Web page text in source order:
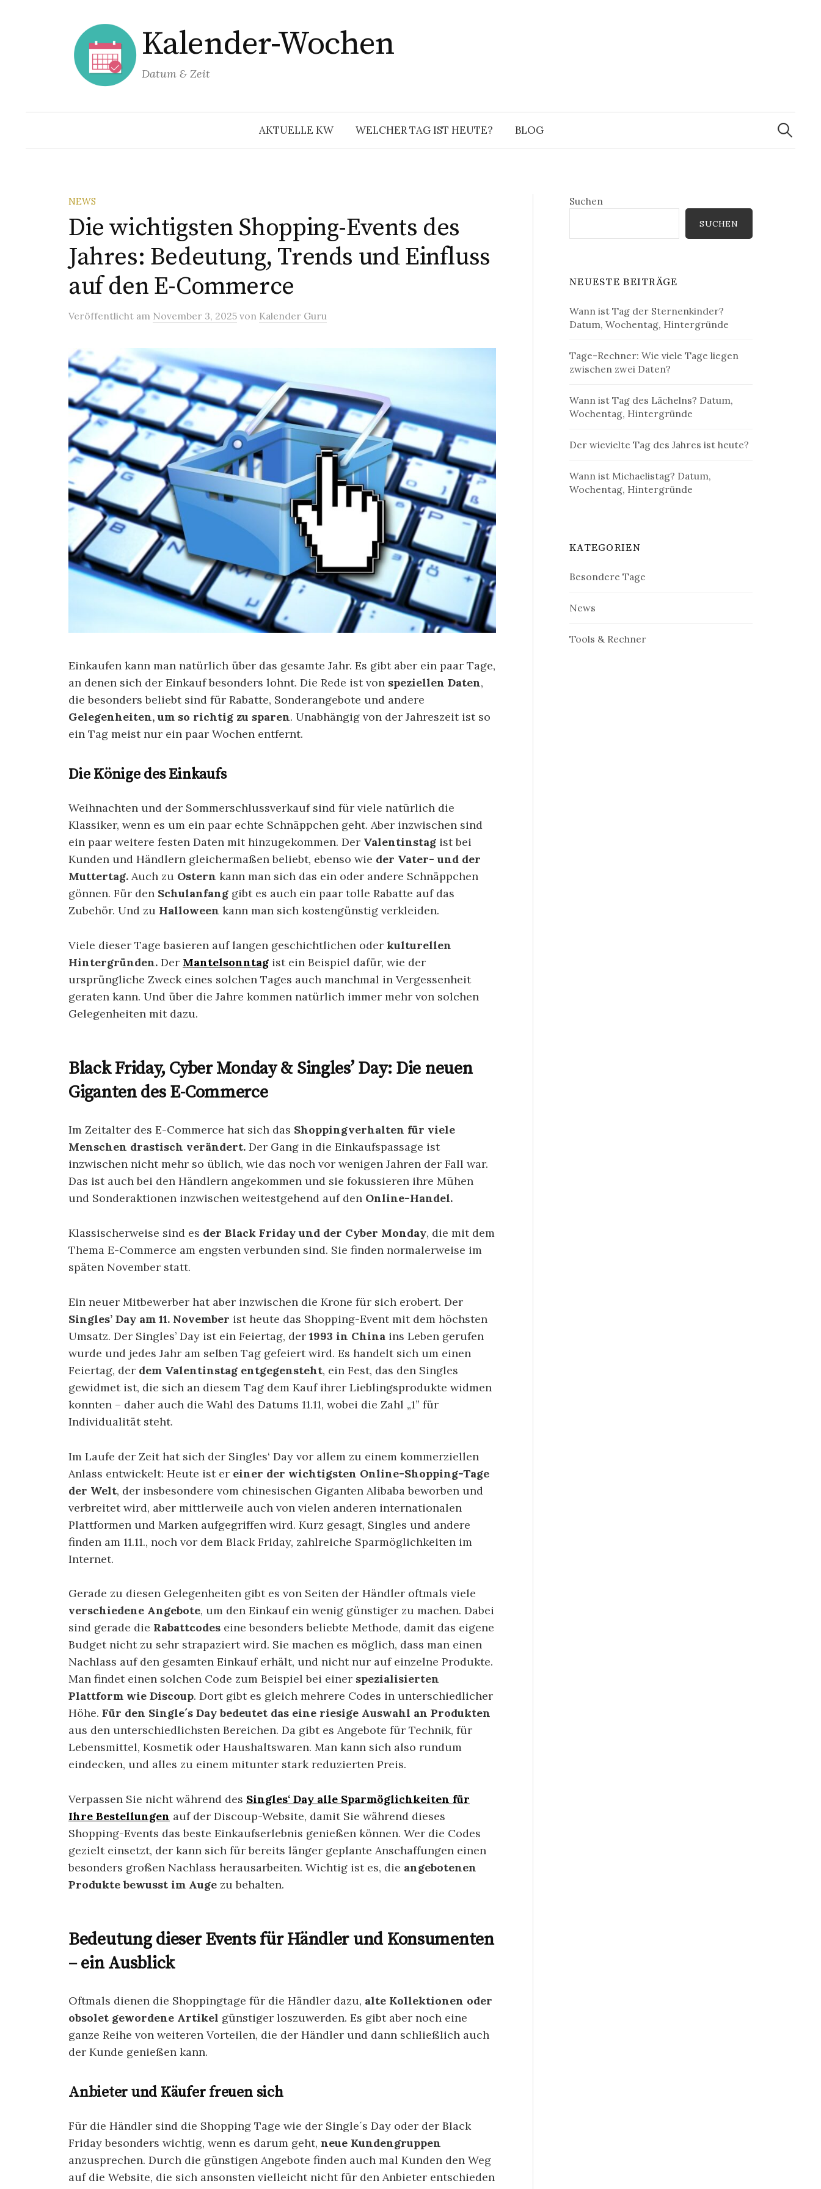
Kalender-Wochen
Datum & Zeit
AKTUELLE KW WELCHER TAG IST HEUTE? BLOG
Suchen
nach:
NEWS
Die wichtigsten Shopping-Events des
Jahres: Bedeutung, Trends und Einfluss
auf den E-Commerce
Veröffentlicht am November 3, 2025 von Kalender Guru
Einkaufen kann man natürlich über das gesamte Jahr. Es gibt aber ein paar Tage,
an denen sich der Einkauf besonders lohnt. Die Rede ist von speziellen Daten,
die besonders beliebt sind für Rabatte, Sonderangebote und andere
Gelegenheiten, um so richtig zu sparen. Unabhängig von der Jahreszeit ist so
ein Tag meist nur ein paar Wochen entfernt.
Die Könige des Einkaufs
Weihnachten und der Sommerschlussverkauf sind für viele natürlich die
Klassiker, wenn es um ein paar echte Schnäppchen geht. Aber inzwischen sind
ein paar weitere festen Daten mit hinzugekommen. Der Valentinstag ist bei
Kunden und Händlern gleichermaßen beliebt, ebenso wie der Vater- und der
Muttertag. Auch zu Ostern kann man sich das ein oder andere Schnäppchen
gönnen. Für den Schulanfang gibt es auch ein paar tolle Rabatte auf das
Zubehör. Und zu Halloween kann man sich kostengünstig verkleiden.
Viele dieser Tage basieren auf langen geschichtlichen oder kulturellen
Hintergründen. Der Mantelsonntag ist ein Beispiel dafür, wie der
ursprüngliche Zweck eines solchen Tages auch manchmal in Vergessenheit
geraten kann. Und über die Jahre kommen natürlich immer mehr von solchen
Gelegenheiten mit dazu.
Black Friday, Cyber Monday & Singles’ Day: Die neuen
Giganten des E-Commerce
Im Zeitalter des E-Commerce hat sich das Shoppingverhalten für viele
Menschen drastisch verändert. Der Gang in die Einkaufspassage ist
inzwischen nicht mehr so üblich, wie das noch vor wenigen Jahren der Fall war.
Das ist auch bei den Händlern angekommen und sie fokussieren ihre Mühen
und Sonderaktionen inzwischen weitestgehend auf den Online-Handel.
Klassischerweise sind es der Black Friday und der Cyber Monday, die mit dem
Thema E-Commerce am engsten verbunden sind. Sie finden normalerweise im
späten November statt.
Ein neuer Mitbewerber hat aber inzwischen die Krone für sich erobert. Der
Singles’ Day am 11. November ist heute das Shopping-Event mit dem höchsten
Umsatz. Der Singles’ Day ist ein Feiertag, der 1993 in China ins Leben gerufen
wurde und jedes Jahr am selben Tag gefeiert wird. Es handelt sich um einen
Feiertag, der dem Valentinstag entgegensteht, ein Fest, das den Singles
gewidmet ist, die sich an diesem Tag dem Kauf ihrer Lieblingsprodukte widmen
konnten – daher auch die Wahl des Datums 11.11, wobei die Zahl „1” für
Individualität steht.
Im Laufe der Zeit hat sich der Singles‘ Day vor allem zu einem kommerziellen
Anlass entwickelt: Heute ist er einer der wichtigsten Online-Shopping-Tage
der Welt, der insbesondere vom chinesischen Giganten Alibaba beworben und
verbreitet wird, aber mittlerweile auch von vielen anderen internationalen
Plattformen und Marken aufgegriffen wird. Kurz gesagt, Singles und andere
finden am 11.11., noch vor dem Black Friday, zahlreiche Sparmöglichkeiten im
Internet.
Gerade zu diesen Gelegenheiten gibt es von Seiten der Händler oftmals viele
verschiedene Angebote, um den Einkauf ein wenig günstiger zu machen. Dabei
sind gerade die Rabattcodes eine besonders beliebte Methode, damit das eigene
Budget nicht zu sehr strapaziert wird. Sie machen es möglich, dass man einen
Nachlass auf den gesamten Einkauf erhält, und nicht nur auf einzelne Produkte.
Man findet einen solchen Code zum Beispiel bei einer spezialisierten
Plattform wie Discoup. Dort gibt es gleich mehrere Codes in unterschiedlicher
Höhe. Für den Single´s Day bedeutet das eine riesige Auswahl an Produkten
aus den unterschiedlichsten Bereichen. Da gibt es Angebote für Technik, für
Lebensmittel, Kosmetik oder Haushaltswaren. Man kann sich also rundum
eindecken, und alles zu einem mitunter stark reduzierten Preis.
Verpassen Sie nicht während des Singles‘ Day alle Sparmöglichkeiten für
Ihre Bestellungen auf der Discoup-Website, damit Sie während dieses
Shopping-Events das beste Einkaufserlebnis genießen können. Wer die Codes
gezielt einsetzt, der kann sich für bereits länger geplante Anschaffungen einen
besonders großen Nachlass herausarbeiten. Wichtig ist es, die angebotenen
Produkte bewusst im Auge zu behalten.
Bedeutung dieser Events für Händler und Konsumenten
– ein Ausblick
Oftmals dienen die Shoppingtage für die Händler dazu, alte Kollektionen oder
obsolet gewordene Artikel günstiger loszuwerden. Es gibt aber noch eine
ganze Reihe von weiteren Vorteilen, die der Händler und dann schließlich auch
der Kunde genießen kann.
Anbieter und Käufer freuen sich
Für die Händler sind die Shopping Tage wie der Single´s Day oder der Black
Friday besonders wichtig, wenn es darum geht, neue Kundengruppen
anzusprechen. Durch die günstigen Angebote finden auch mal Kunden den Weg
auf die Website, die sich ansonsten vielleicht nicht für den Anbieter entschieden
Suchen
SUCHEN
NEUESTE BEITRÄGE
Wann ist Tag der Sternenkinder?
Datum, Wochentag, Hintergründe
Tage-Rechner: Wie viele Tage liegen
zwischen zwei Daten?
Wann ist Tag des Lächelns? Datum,
Wochentag, Hintergründe
Der wievielte Tag des Jahres ist heute?
Wann ist Michaelistag? Datum,
Wochentag, Hintergründe
KATEGORIEN
Besondere Tage
News
Tools & Rechner